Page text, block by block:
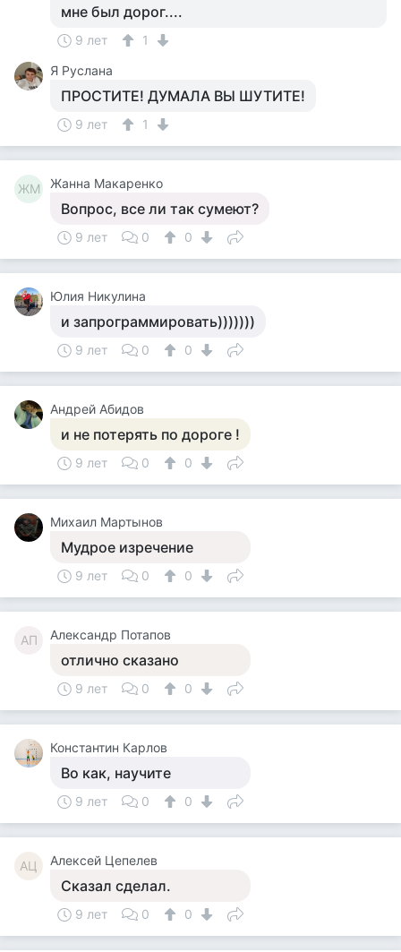
мне был дорог....
9 лет
1
Я Руслана
ПРОСТИТЕ! ДУМАЛА ВЫ ШУТИТЕ!
9 лет 1
ЖМ Жанна Макаренко
Вопрос, все ли так сумеют?
9 лет 0 0
Юлия Никулина
и запрограммировать)))))))
9 лет 0 0
Андрей Абидов
и не потерять по дороге !
9 лет 0 0
Михаил Мартынов
Мудрое изречение
9 лет 0 0
АП Александр Потапов
отлично сказано
9 лет 0 0
Константин Карлов
Во как, научите
9 лет 0 0
АЦ Алексей Цепелев
Сказал сделал.
9 лет 0 0